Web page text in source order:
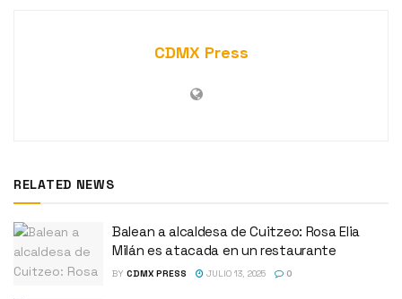
CDMX Press
RELATED NEWS
Balean a alcaldesa de Cuitzeo: Rosa Elia
Milán es atacada en un restaurante
BY CDMX PRESS JULIO 13, 2025 0